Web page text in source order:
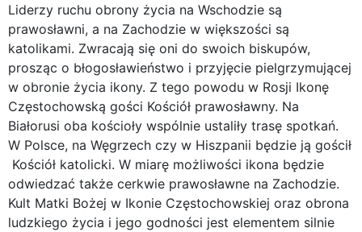
Liderzy ruchu obrony życia na Wschodzie są
prawosławni, a na Zachodzie w większości są
katolikami. Zwracają się oni do swoich biskupów,
prosząc o błogosławieństwo i przyjęcie pielgrzymującej
w obronie życia ikony. Z tego powodu w Rosji Ikonę
Częstochowską gości Kościół prawosławny. Na
Białorusi oba kościoły wspólnie ustaliły trasę spotkań.
W Polsce, na Węgrzech czy w Hiszpanii będzie ją gościł
Kościół katolicki. W miarę możliwości ikona będzie
odwiedzać także cerkwie prawosławne na Zachodzie.
Kult Matki Bożej w Ikonie Częstochowskiej oraz obrona
ludzkiego życia i jego godności jest elementem silnie